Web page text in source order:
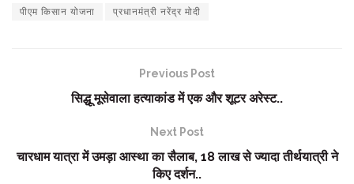
पीएम किसान योजना प्रधानमंत्री नरेंद्र मोदी
Previous Post
सिद्धू मूसेवाला हत्याकांड में एक और शूटर अरेस्ट..
Next Post
चारधाम यात्रा में उमड़ा आस्था का सैलाब, 18 लाख से ज्यादा तीर्थयात्री ने
किए दर्शन..